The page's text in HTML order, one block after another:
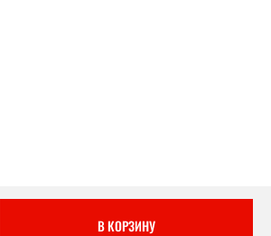
В КОРЗИНУ